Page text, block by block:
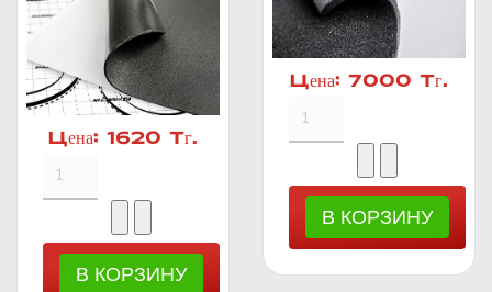
Цена: 1620 Тг.
Цена: 7000 Тг.